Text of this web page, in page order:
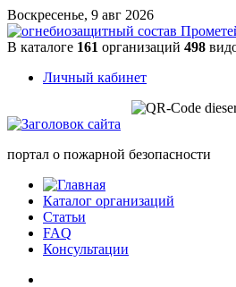
Воскресенье, 9 авг 2026
В каталоге 161 организаций 498
Личный кабинет
портал о пожарной безопасности
Каталог организаций
Статьи
FAQ
Консультации